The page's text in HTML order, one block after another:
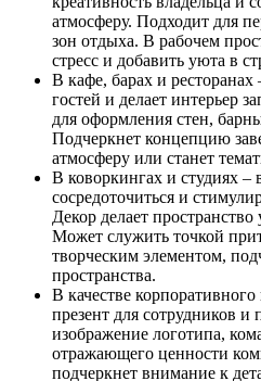
атмосферу. Подходит для
зон отдыха. В рабочем
стресс и добавить уюта в
В кафе, барах и
гостей и делает интерьер
для оформления стен,
Подчеркнет концепцию
атмосферу или станет
В коворкингах и студиях –
сосредоточиться и
Декор делает
Может служить точкой
творческим элементом,
пространства.
В качестве
презент для сотрудников
изображение логотипа,
отражающего ценности
подчеркнет внимание к